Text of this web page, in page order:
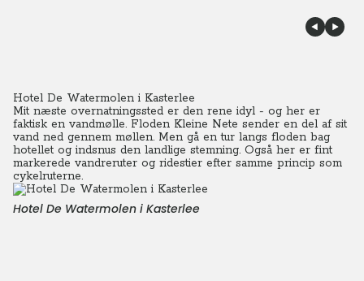
Hotel De Watermolen i Kasterlee
Mit næste overnatningssted er den rene idyl - og her er
faktisk en vandmølle. Floden Kleine Nete sender en del af sit
vand ned gennem møllen. Men gå en tur langs floden bag
hotellet og indsnus den landlige stemning. Også her er fint
markerede vandreruter og ridestier efter samme princip som
cykelruterne.
Hotel De Watermolen i Kasterlee